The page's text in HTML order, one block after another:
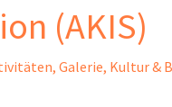
(AKIS)
, Galerie, Kultur &